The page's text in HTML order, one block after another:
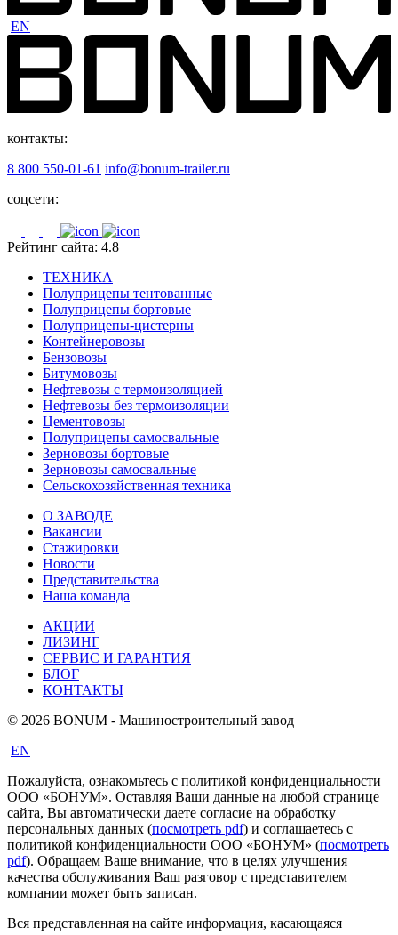
EN
контакты:
8 800 550-01-61 info@bonum-trailer.ru
соцсети:
Рейтинг сайта: 4.8
ТЕХНИКА
Полуприцепы тентованные
Полуприцепы бортовые
Полуприцепы-цистерны
Контейнеровозы
Бензовозы
Битумовозы
Нефтевозы с термоизоляцией
Нефтевозы без термоизоляции
Цементовозы
Полуприцепы самосвальные
Зерновозы бортовые
Зерновозы самосвальные
Сельскохозяйственная техника
О ЗАВОДЕ
Вакансии
Стажировки
Новости
Представительства
Наша команда
АКЦИИ
ЛИЗИНГ
СЕРВИС И ГАРАНТИЯ
БЛОГ
КОНТАКТЫ
© 2026 BONUM - Машиностроительный завод
EN
Пожалуйста, ознакомьтесь с политикой конфиденциальности
ООО «БОНУМ». Оставляя Ваши данные на любой странице
сайта, Вы автоматически даете согласие на обработку
персональных данных (посмотреть pdf) и соглашаетесь с
политикой конфиденциальности ООО «БОНУМ» (посмотреть
pdf). Обращаем Ваше внимание, что в целях улучшения
качества обслуживания Ваш разговор с представителем
компании может быть записан.
Вся представленная на сайте информация, касающаяся